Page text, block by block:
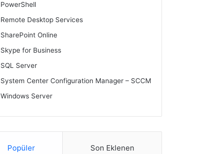
PowerShell
Remote Desktop Services
SharePoint Online
Skype for Business
SQL Server
System Center Configuration Manager – SCCM
Windows Server
Popüler Son Eklenen